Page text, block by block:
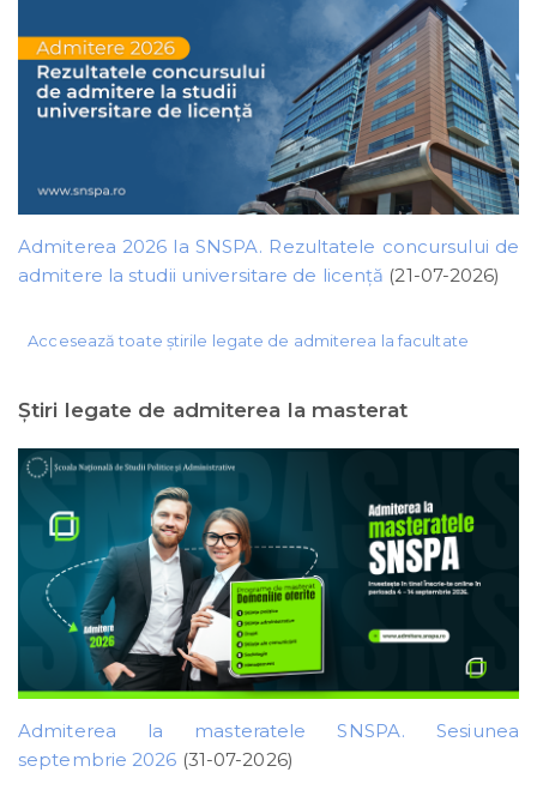
Admiterea 2026 la SNSPA. Rezultatele concursului de
admitere la studii universitare de licență (21-07-2026)
Accesează toate știrile legate de admiterea la facultate
Ştiri legate de admiterea la masterat
Admiterea la masteratele SNSPA. Sesiunea
septembrie 2026 (31-07-2026)